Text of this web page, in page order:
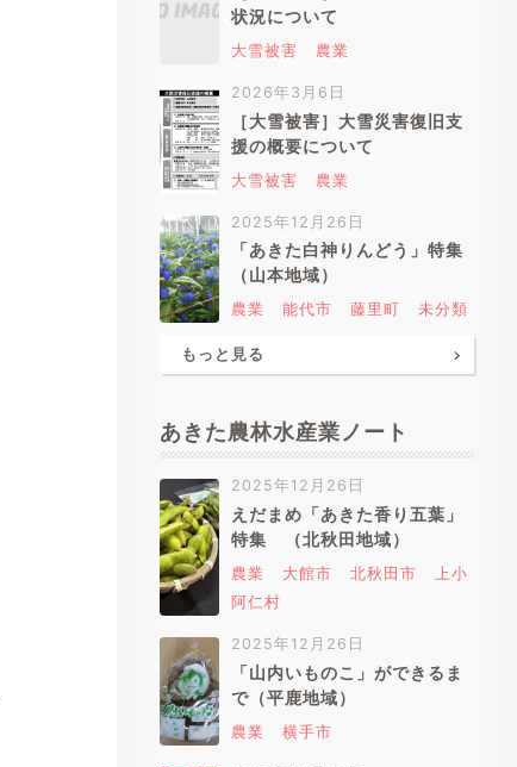
状況について
大雪被害 農業
2026年3月6日
［大雪被害］大雪災害復旧支
援の概要について
大雪被害 農業
2025年12月26日
「あきた白神りんどう」特集
（山本地域）
農業 能代市 藤里町 未分類
もっと見る
あきた農林水産業ノート
2025年12月26日
えだまめ「あきた香り五葉」
特集 （北秋田地域）
農業 大館市 北秋田市
上小
阿仁村
2025年12月26日
「山内いものこ」ができるま
で（平鹿地域）
農業 横手市